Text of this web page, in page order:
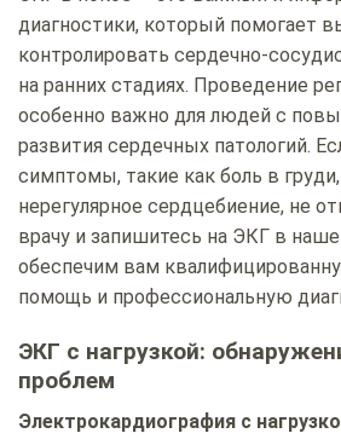
диагностики, который помогает
контролировать сердечно-
на ранних стадиях. Проведение
особенно важно для людей с
развития сердечных патологий.
симптомы, такие как боль в
нерегулярное сердцебиение, не
врачу и запишитесь на ЭКГ в
обеспечим вам
помощь и профессиональную
ЭКГ с нагрузкой:
проблем
Электрокардиография с